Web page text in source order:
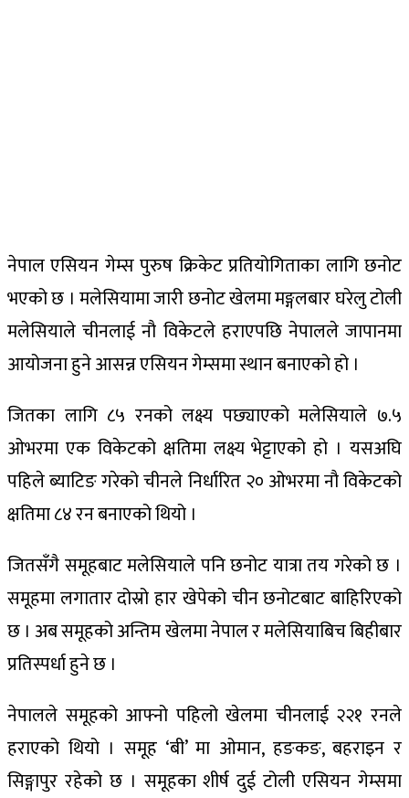
नेपाल एसियन गेम्स पुरुष क्रिकेट प्रतियोगिताका लागि छनोट
भएको छ । मलेसियामा जारी छनोट खेलमा मङ्गलबार घरेलु टोली
मलेसियाले चीनलाई नौ विकेटले हराएपछि नेपालले जापानमा
आयोजना हुने आसन्न एसियन गेम्समा स्थान बनाएको हो ।
जितका लागि ८५ रनको लक्ष्य पछ्याएको मलेसियाले ७.५
ओभरमा एक विकेटको क्षतिमा लक्ष्य भेट्टाएको हो । यसअघि
पहिले ब्याटिङ गरेको चीनले निर्धारित २० ओभरमा नौ विकेटको
क्षतिमा ८४ रन बनाएको थियो ।
जितसँगै समूहबाट मलेसियाले पनि छनोट यात्रा तय गरेको छ ।
समूहमा लगातार दोस्रो हार खेपेको चीन छनोटबाट बाहिरिएको
छ । अब समूहको अन्तिम खेलमा नेपाल र मलेसियाबिच बिहीबार
प्रतिस्पर्धा हुने छ ।
नेपालले समूहको आफ्नो पहिलो खेलमा चीनलाई २२१ रनले
हराएको थियो । समूह ‘बी’ मा ओमान, हङकङ, बहराइन र
सिङ्गापुर रहेको छ । समूहका शीर्ष दुई टोली एसियन गेम्समा